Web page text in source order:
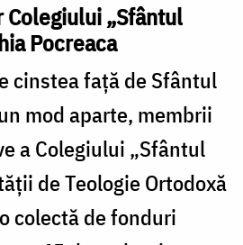
„Sfântul
Pocreaca
cinstea faţă de Sfântul
mod aparte, membrii
a Colegiului „Sfântul
de Teologie Ortodoxă
colectă de fonduri